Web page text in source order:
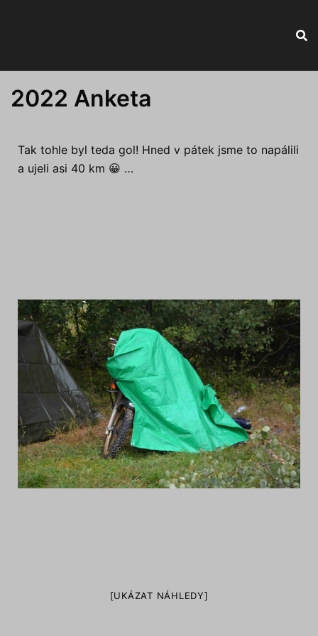
2022 Anketa
Tak tohle byl teda gol! Hned v pátek jsme to napálili
a ujeli asi 40 km 😀 …
[UKÁZAT NÁHLEDY]